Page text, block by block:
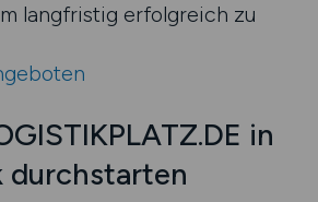
langfristig erfolgreich zu
in
durchstarten